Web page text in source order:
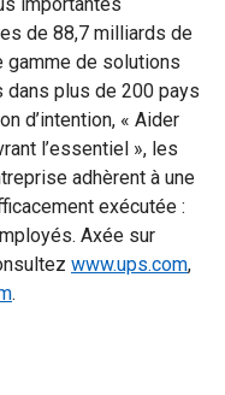
de 88,7 milliards de
gamme de solutions
plus de 200 pays
d’intention, « Aider
l’essentiel », les
adhèrent à une
exécutée :
Axée sur
www.ups.com,
.